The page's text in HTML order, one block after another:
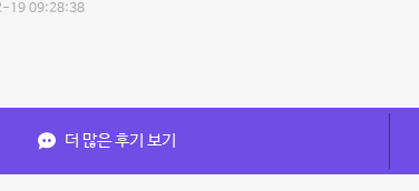
19 09:28:38
더 많은 후기 보기